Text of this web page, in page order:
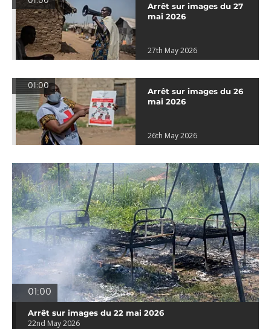
Arrêt sur images du 27
mai 2026
27th May 2026
01:00
Arrêt sur images du 26
mai 2026
26th May 2026
01:00
Arrêt sur images du 22 mai 2026
22nd May 2026